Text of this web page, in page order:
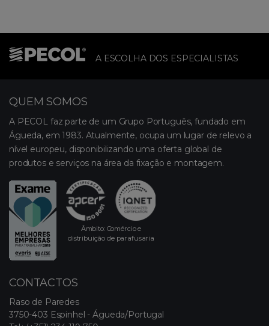
A ESCOLHA DOS ESPECIALISTAS
QUEM SOMOS
A PECOL faz parte de um Grupo Português, fundado em
Águeda, em 1983. Atualmente, ocupa um lugar de relevo a
nível europeu, disponibilizando uma oferta global de
produtos e serviços na área da fixação e montagem.
Âmbito: Comércio e
distribuição de parafusaria
CONTACTOS
Raso de Paredes
3750-403 Espinhel - Águeda/Portugal